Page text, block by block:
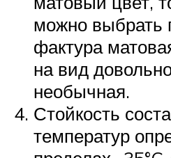
можно выбрать
фактура
на вид
необычная.
Стойкость
температур